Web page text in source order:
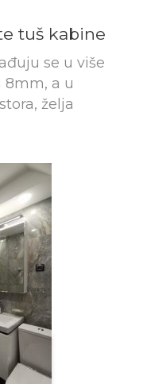
tuš kabine
se u više
8mm, a u
želja